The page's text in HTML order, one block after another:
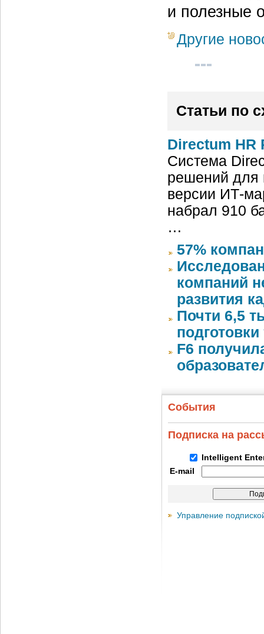
и полезные
Другие
Статьи по
Directum HR
Система
решений для
версии ИТ-
набрал 910
…
57%
компаний
развития
Почти 6,5
F6
События
Подписка на
Intelligent
E-mail
Управление